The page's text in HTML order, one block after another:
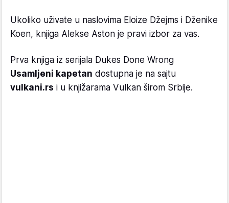
Ukoliko uživate u naslovima Eloize Džejms i Dženike
Koen, knjiga Alekse Aston je pravi izbor za vas.
Prva knjiga iz serijala Dukes Done Wrong
Usamljeni kapetan dostupna je na sajtu
vulkani.rs i u knjižarama Vulkan širom Srbije.